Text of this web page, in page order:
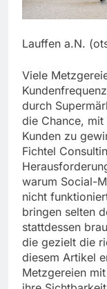
Lauffen a.N.
Viele
durch
die Chance,
Kunden zu
Fichtel
warum Social-
nicht
bringen selten
stattdessen
die gezielt die
diesem Artikel
Metzgereien